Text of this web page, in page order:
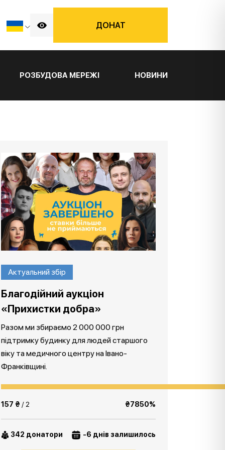
ДОНАТ
РОЗБУДОВА МЕРЕЖІ НОВИНИ
Актуальний збір
Благодійний аукціон
«Прихистки добра»
Разом ми збираємо 2 000 000 грн
підтримку будинку для людей старшого
віку та медичного центру на Івано-
Франківщині.
157 ₴ / 2 ₴7850%
342 донатори -6 днів залишилось